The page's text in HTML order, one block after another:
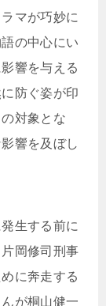
マが巧妙に
の中心にい
響を与える
防ぐ姿が印
対象とな
響を及ぼし
生する前に
岡修司刑事
に奔走する
が桐山健一